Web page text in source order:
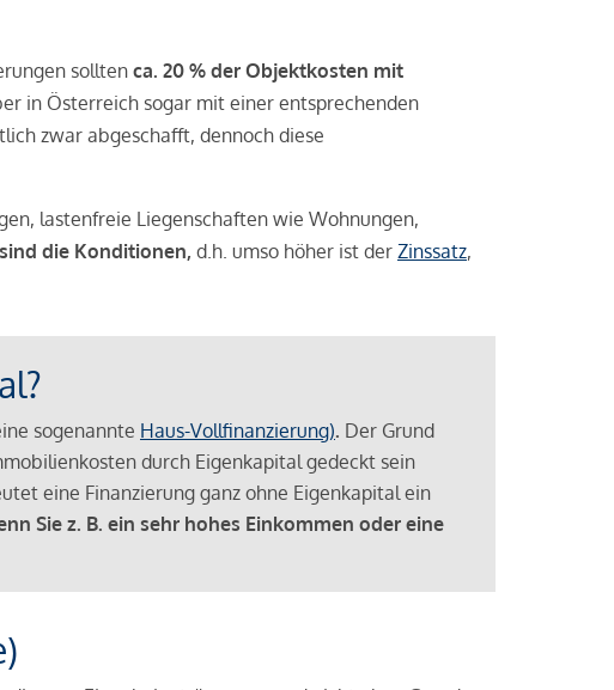
sollten ca. 20 % der Objektkosten mit
in Österreich sogar mit einer entsprechenden
zwar abgeschafft, dennoch diese
lastenfreie Liegenschaften wie Wohnungen,
die Konditionen, d.h. umso höher ist der Zinssatz,
sogenannte Haus-Vollfinanzierung). Der Grund
durch Eigenkapital gedeckt sein
eine Finanzierung ganz ohne Eigenkapital ein
Sie z. B. ein sehr hohes Einkommen oder eine